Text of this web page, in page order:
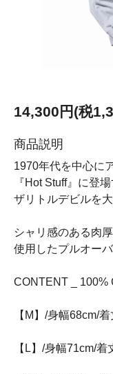
14,300円(税
商品説明
1970年代を中心に
『Hot Stuff』に登
ザリトルデビルを
シャリ感のある肉
使用したプルオー
CONTENT _ 100%
【M】/身幅68cm/
【L】/身幅71cm/着